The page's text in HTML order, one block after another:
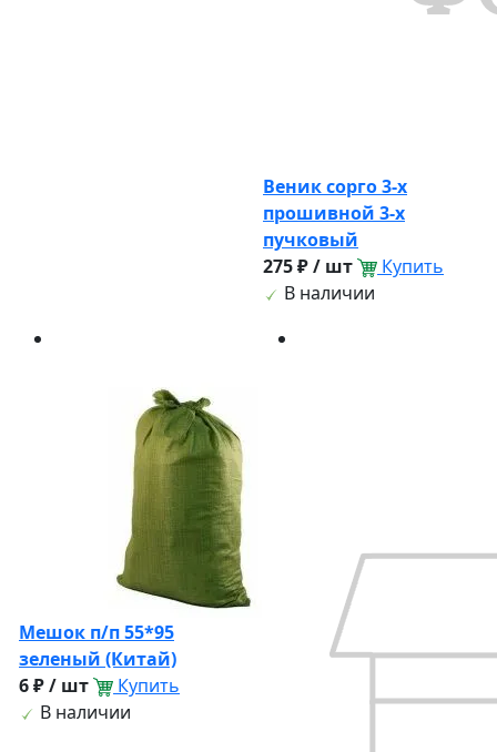
Веник сорго 3-х
прошивной 3-х
пучковый
275 ₽ / шт
Купить
В наличии
Мешок п/п 55*95
зеленый (Китай)
6 ₽ / шт
Купить
В наличии